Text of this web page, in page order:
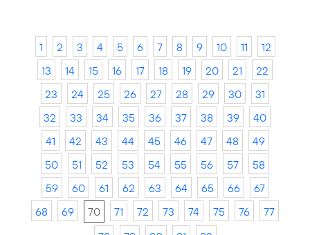
1 2 3 4 5 6 7 8 9 10 11
12
13
14 15 16 17 18 19 20 21
22
23
24 25 26 27 28 29 30
31
32
33 34 35 36 37 38 39
40
41
42 43 44 45 46 47 48
49
50
51 52 53 54 55 56 57
58
59
60 61 62 63 64 65 66
67
68
69 70 71 72 73 74 75 76
77